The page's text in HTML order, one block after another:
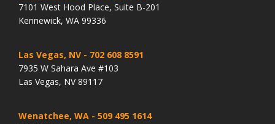
7101 West Hood Place, Suite B-201
Kennewick, WA 99336
Las Vegas, NV - 702 608 8591
7935 W Sahara Ave #103
Las Vegas, NV 89117
Wenatchee, WA - 509 495 1614